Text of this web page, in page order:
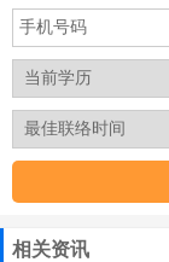
相关资讯